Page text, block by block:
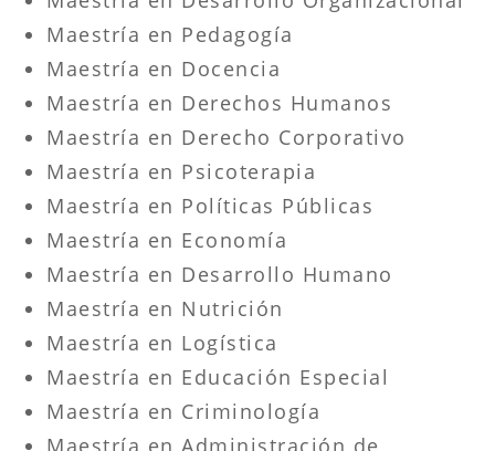
Maestría en Pedagogía
Maestría en Docencia
Maestría en Derechos Humanos
Maestría en Derecho Corporativo
Maestría en Psicoterapia
Maestría en Políticas Públicas
Maestría en Economía
Maestría en Desarrollo Humano
Maestría en Nutrición
Maestría en Logística
Maestría en Educación Especial
Maestría en Criminología
Maestría en Administración de